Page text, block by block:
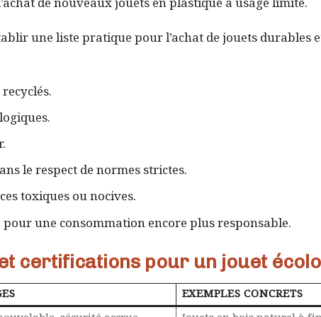
de nouveaux jouets en plastique à usage limité.
une liste pratique pour l’achat de jouets durables
le respect de normes strictes.
toxiques ou nocives.
une consommation encore plus responsable.
certifications pour un jouet
EXEMPLES CONCRETS